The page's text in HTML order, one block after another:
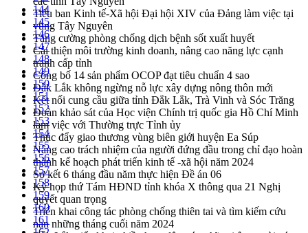
Tiểu ban Kinh tế-Xã hội Đại hội XIV của Đảng làm việc tại
vùng Tây Nguyên
Tăng cường phòng chống dịch bệnh sốt xuất huyết
Cải thiện môi trường kinh doanh, nâng cao năng lực cạnh
tranh cấp tỉnh
Công bố 14 sản phẩm OCOP đạt tiêu chuẩn 4 sao
Đắk Lắk không ngừng nỗ lực xây dựng nông thôn mới
Kết nối cung cầu giữa tỉnh Đắk Lắk, Trà Vinh và Sóc Trăng
Đoàn khảo sát của Học viện Chính trị quốc gia Hồ Chí Minh
làm việc với Thường trực Tỉnh ủy
Thúc đẩy giao thương vùng biên giới huyện Ea Súp
Nâng cao trách nhiệm của người đứng đầu trong chỉ đạo hoàn
thành kế hoạch phát triển kinh tế -xã hội năm 2024
Sơ kết 6 tháng đầu năm thực hiện Đề án 06
Kỳ họp thứ Tám HĐND tỉnh khóa X thông qua 21 Nghị
quyết quan trọng
Triển khai công tác phòng chống thiên tai và tìm kiếm cứu
nạn những tháng cuối năm 2024
144
145
146
147
148
149
150
151
152
153
154
155
156
157
158
159
160
161